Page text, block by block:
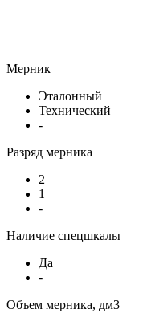
Мерник
Эталонный
Технический
-
Разряд мерника
2
1
-
Наличие спецшкалы
Да
-
Объем мерника, дм3